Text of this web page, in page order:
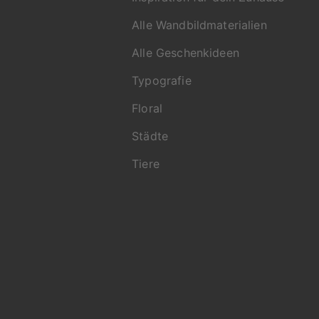
Falls du
Du
Alle Wandbildmaterialien
Alle Geschenkideen
Typografie
Floral
Städte
Tiere